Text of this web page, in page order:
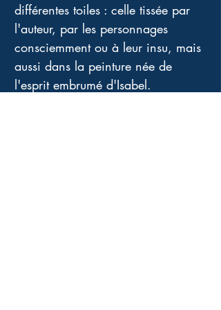
différentes toiles : celle tissée par
l'auteur, par les personnages
consciemment ou à leur insu, mais
aussi dans la peinture née de
l'esprit embrumé d'Isabel.